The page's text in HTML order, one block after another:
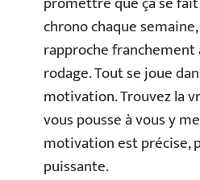
chrono chaque semaine,
rapproche
rodage. Tout se joue
motivation. Trouvez la
vous pousse à vous y
motivation est précise,
puissante.